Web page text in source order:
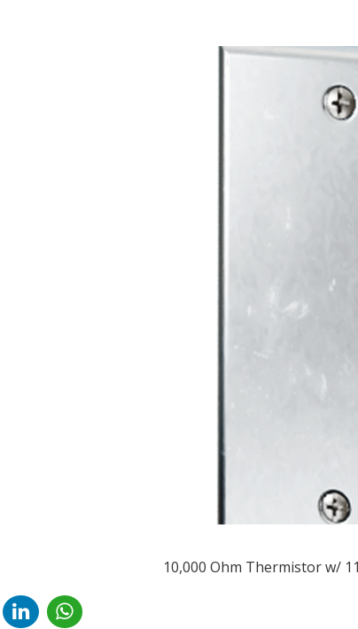
10,000 Ohm Thermistor w/